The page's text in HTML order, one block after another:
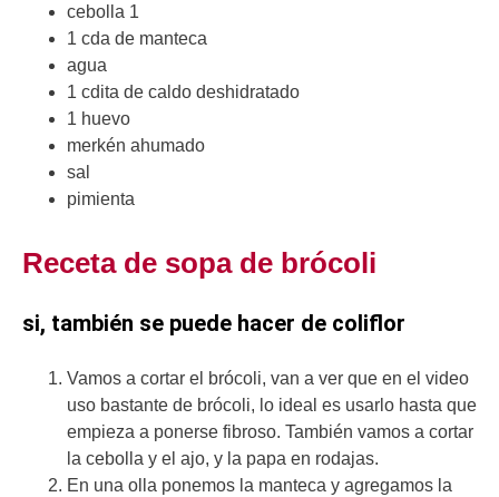
cebolla 1
1 cda de manteca
agua
1 cdita de caldo deshidratado
1 huevo
merkén ahumado
sal
pimienta
Receta de sopa de brócoli
si, también se puede hacer de coliflor
Vamos a cortar el brócoli, van a ver que en el video
uso bastante de brócoli, lo ideal es usarlo hasta que
empieza a ponerse fibroso. También vamos a cortar
la cebolla y el ajo, y la papa en rodajas.
En una olla ponemos la manteca y agregamos la